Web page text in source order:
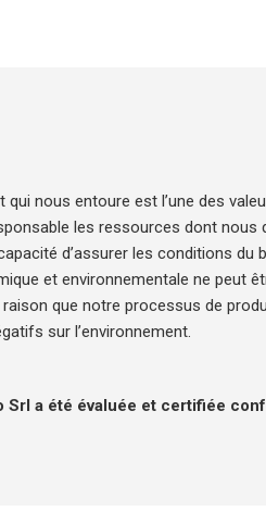
qui nous entoure est l’une des
les ressources dont nous
d’assurer les conditions
et environnementale ne peut
que notre processus de
sur l’environnement.
Srl a été évaluée et certifiée